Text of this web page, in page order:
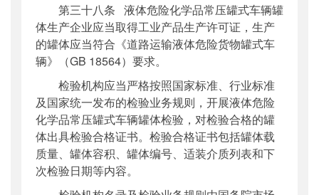
第三十八条 液体危险化学品常压罐式车辆罐
体生产企业应当取得工业产品生产许可证，生产
的罐体应当符合《道路运输液体危险货物罐式车
辆》（GB 18564）要求。
检验机构应当严格按照国家标准、行业标准
及国家统一发布的检验业务规则，开展液体危险
化学品常压罐式车辆罐体检验，对检验合格的罐
体出具检验合格证书。检验合格证书包括罐体载
质量、罐体容积、罐体编号、适装介质列表和下
次检验日期等内容。